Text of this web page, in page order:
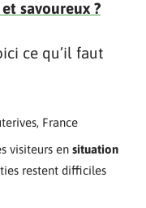
savoureux ?
ce qu’il faut
France
visiteurs en situation
restent difficiles